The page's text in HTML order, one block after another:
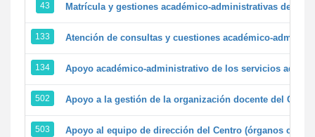
43 Matrícula y gestiones académico-administrativas de la
133 Atención de consultas y cuestiones académico-
134 Apoyo académico-administrativo de los servicios
502 Apoyo a la gestión de la organización docente del
503 Apoyo al equipo de dirección del Centro (órganos